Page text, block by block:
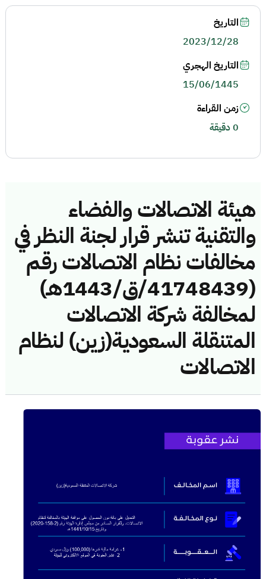
هيئة الاتصالات والفضاء
والتقنية تنشر قرار لجنة النظر في
مخالفات نظام الاتصالات رقم
(41748439/ق/1443هـ)
لمخالفة شركة الاتصالات
المتنقلة السعودية(زين) لنظام
الاتصالات
التاريخ
2023/12/28
التاريخ الهجري
15/06/1445
زمن القراءة
0 دقيقة